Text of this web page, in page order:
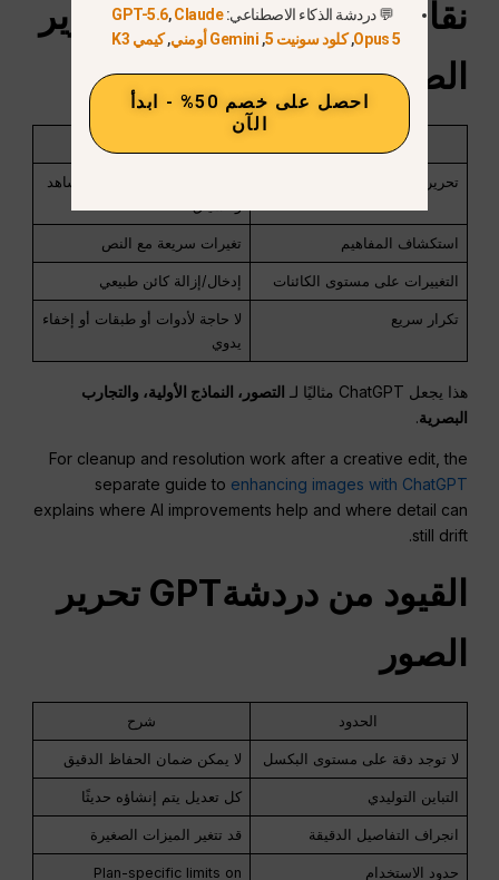
نقاط القوةدردشةGPT
تحرير
الصور
لماذا يعمل بشكل جيد
تحرير إبداعي
الذكاء الاصطناعي يفهم المشاهد
استكشاف المفاهيم تغيرات سريعة مع النص
التغييرات على مستوى الكائنات إدخال/إزالة كائن طبيعي
تكرار سريع
لا حاجة لأدوات أو طبقات أو إخفاء
يدوي
هذا يجعل ChatGPT مثاليًا لـ
التصور، النماذج الأولية، والتجارب
البصرية.
For cleanup and resolution work after a creative edit, the
separate guide to enhancing images with ChatGPT
explains where AI improvements help and where detail can
still drift.
القيود مندردشةGPT
تحرير
الصور
الحدود شرح
لا توجد دقة على مستوى البكسل لا يمكن ضمان الحفاظ الدقيق
التباين التوليدي كل تعديل يتم إنشاؤه حديثًا
انجراف التفاصيل الدقيقة قد تتغير الميزات الصغيرة
حدود الاستخدام
Plan-specific limits on
💬 دردشة الذكاء الاصطناعي: GPT-5.6,Claude
Opus 5
,كلود سونيت 5 , Gemini أومني ,كيمي K3
احصل على خصم 50% - ابدأ
الآن